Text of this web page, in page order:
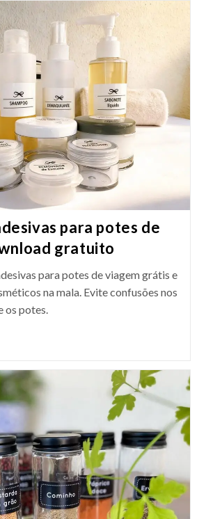
para potes de
gratuito
para potes de viagem grátis e
na mala. Evite confusões nos
os potes.